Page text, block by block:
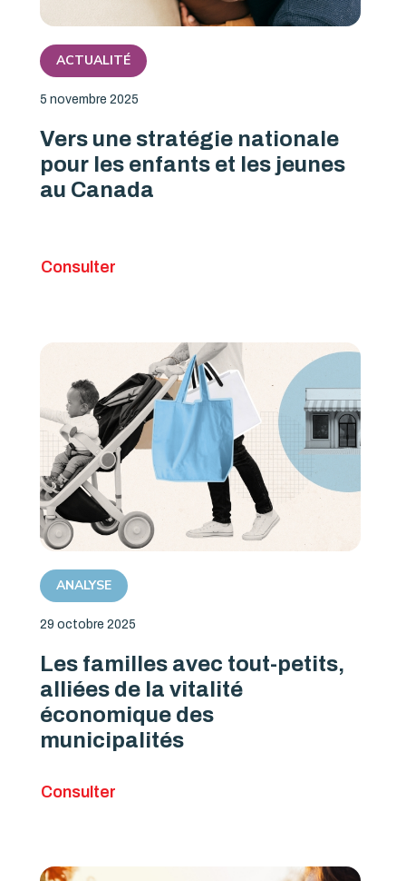
ACTUALITÉ
5 novembre 2025
Vers une stratégie nationale
pour les enfants et les jeunes
au Canada
Consulter
ANALYSE
29 octobre 2025
Les familles avec tout-petits,
alliées de la vitalité
économique des
municipalités
Consulter